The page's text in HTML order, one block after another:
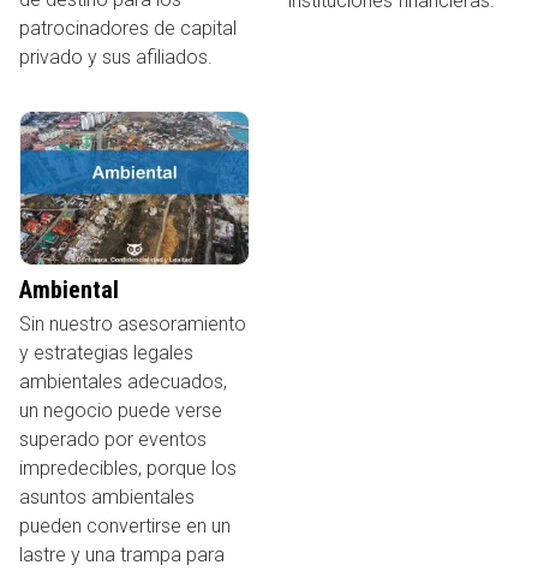
patrocinadores de capital
privado y sus afiliados.
Ambiental
Sin nuestro asesoramiento
y estrategias legales
ambientales adecuados,
un negocio puede verse
superado por eventos
impredecibles, porque los
asuntos ambientales
pueden convertirse en un
lastre y una trampa para